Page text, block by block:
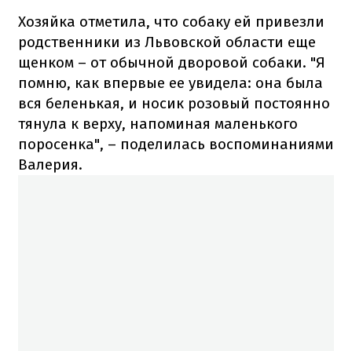
Хозяйка отметила, что собаку ей привезли
родственники из Львовской области еще
щенком – от обычной дворовой собаки. "Я
помню, как впервые ее увидела: она была
вся беленькая, и носик розовый постоянно
тянула к верху, напоминая маленького
поросенка", – поделилась воспоминаниями
Валерия.